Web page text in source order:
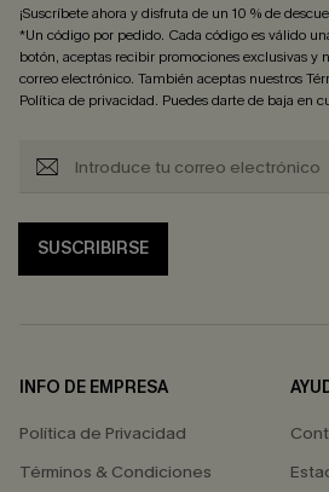
¡Suscríbete ahora y disfruta de un 10 % de
*Un código por pedido. Cada código es válido
botón, aceptas recibir promociones exclusivas y
correo electrónico. También aceptas nuestros
Política de privacidad. Puedes darte de baja en
SUSCRIBIRSE
INFO DE EMPRESA
Política de Privacidad
Términos & Condiciones